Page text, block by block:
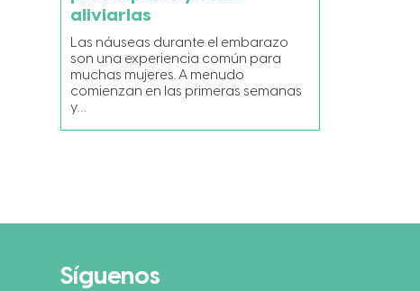
aliviarlas
Las náuseas durante el embarazo
son una experiencia común para
muchas mujeres. A menudo
comienzan en las primeras semanas
y…
Síguenos